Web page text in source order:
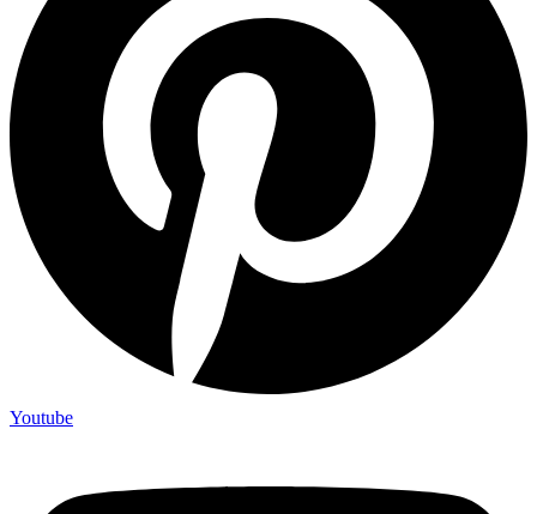
Youtube